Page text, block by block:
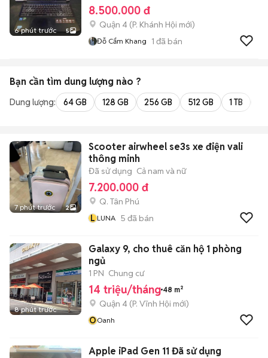
6 phút trước 5
8.500.000 đ
Quận 4 (P. Khánh Hội mới)
Đỗ Cẩm Khang 1 đã bán
Bạn cần tìm dung lượng nào ?
Dung lượng: 64 GB 128 GB 256 GB 512 GB 1 TB
7 phút trước 2
Scooter airwheel se3s xe điện vali
thông minh
Đã sử dụng Cả nam và nữ
7.200.000 đ
Q. Tân Phú
L LUNA 5 đã bán
8 phút trước
Galaxy 9, cho thuê căn hộ 1 phòng
ngủ
1 PN Chung cư
14 triệu/tháng 48 m²
Quận 4 (P. Vĩnh Hội mới)
OOanh
Apple iPad Gen 11 Đã sử dụng